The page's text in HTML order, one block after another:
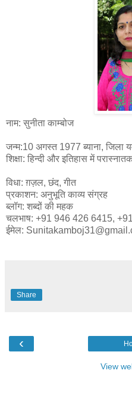
नाम: सुनीता काम्बोज
जन्म:10 अगस्त 1977 ब्याना, जिला
शिक्षा: हिन्दी और इतिहास में
विधा: ग़ज़ल, छंद, गीत
प्रकाशन: अनुभूति काव्य संग्रह
ब्लॉग: शब्दों की महक
चलभाष: +91 946 426 6415,
ईमेल:
Share
‹
View